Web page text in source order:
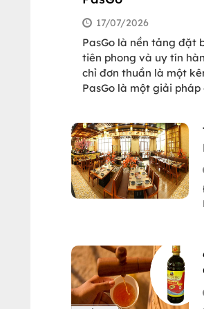
17/07/2026
PasGo là nền tảng đặt
tiên phong và uy tín
chỉ đơn thuần là một
PasGo là một giải
TP.HCM, Đà Nẵng,
thành phố du lịch nổi